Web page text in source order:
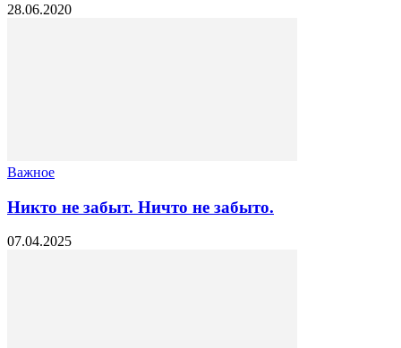
28.06.2020
Важное
Никто не забыт. Ничто не забыто.
07.04.2025